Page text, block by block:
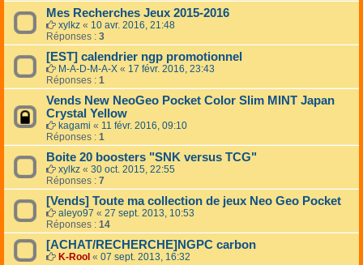
Mes Recherches Jeux 2015-2016
xylkz « 10 avr. 2016, 21:48
Réponses : 3
[EST] calendrier ngp promotionnel
M-A-D-M-A-X « 17 févr. 2016, 23:43
Réponses : 1
Vends New NeoGeo Pocket Color Slim MINT Japan
Crystal Yellow
kagami « 11 févr. 2016, 09:10
Réponses : 1
Boite 20 boosters "SNK versus TCG"
xylkz « 30 oct. 2015, 22:55
Réponses : 7
[Vends] Toute ma collection de jeux Neo Geo Pocket
aleyo97 « 27 sept. 2013, 10:53
Réponses : 14
[ACHAT/RECHERCHE]NGPC carbon
K-Rool « 07 sept. 2013, 16:32